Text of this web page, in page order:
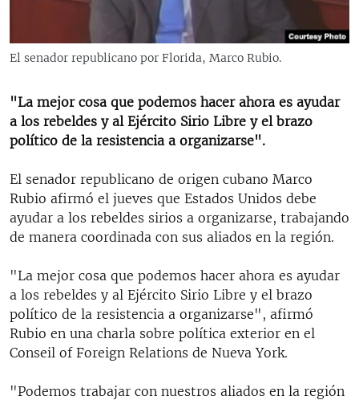
ESPECIALES
LA REALIDAD DE LA VIVIENDA EN CUBA
SER VIEJO EN CUBA
LOS SANTOS DE HIALEAH
DESINFORMACIÓN RUSA EN AMÉRICA LATINA
LA INVASIÓN DE RUSIA A UCRANIA
EDITORIALES
SÍGUENOS
El senador republicano por Florida, Marco Rubio.
"La mejor cosa que podemos hacer ahora es ayudar
a los rebeldes y al Ejército Sirio Libre y el brazo
político de la resistencia a organizarse".
El senador republicano de origen cubano Marco
Rubio afirmó el jueves que Estados Unidos debe
ayudar a los rebeldes sirios a organizarse, trabajando
de manera coordinada con sus aliados en la región.
"La mejor cosa que podemos hacer ahora es ayudar
a los rebeldes y al Ejército Sirio Libre y el brazo
político de la resistencia a organizarse", afirmó
Rubio en una charla sobre política exterior en el
Conseil of Foreign Relations de Nueva York.
"Podemos trabajar con nuestros aliados en la región